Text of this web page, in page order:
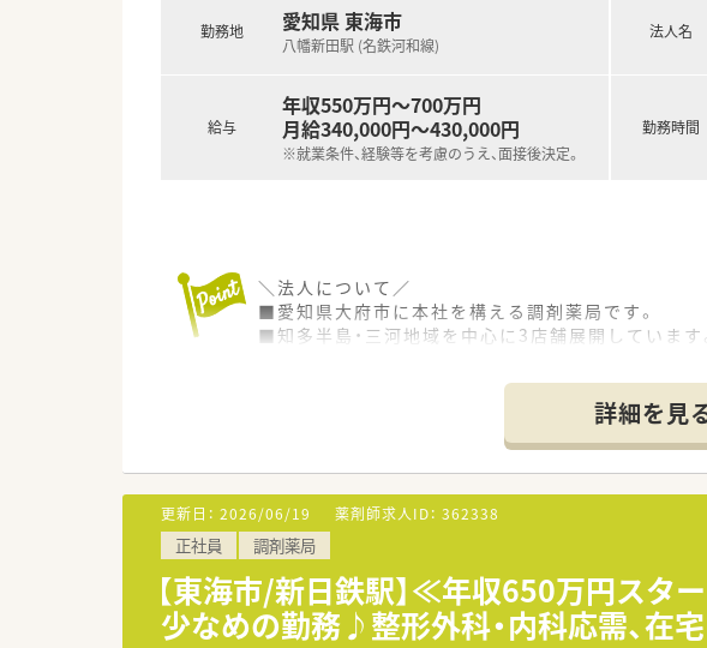
勤務地 愛知県 東海市
八幡新田駅 (名鉄河和線)
給与
年収550万円～700万円
月給340,000円～430,000円
※就業条件、経験等を考慮のうえ、面接後決定。
法人名
勤務時間
＼法人について／
■愛知県大府市に本社を構える調剤薬局です。
■知多半島・三河地域を中心に3店舗展開しています。
■代表も薬剤師として現在も現場に入られていらっ
■八幡新田駅から徒歩1分ほどに位置しています。
■複数科目を扱うクリニックの門前予定のため、ス
■ゆくゆく在宅やかかりつけなども積極的に対応し
詳細を見
更新日： 2026/06/19 薬剤師求人ID： 362338
正社員 調剤薬局
【東海市/新日鉄駅】≪年収650万円スタ
少なめの勤務♪整形外科・内科応需、在